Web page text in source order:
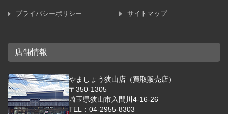
プライバシーポリシー サイトマップ
店舗情報
やましょう狭山店（買取販売店）
〒350-1305
埼玉県狭山市入間川4-16-26
TEL：04-2955-8303